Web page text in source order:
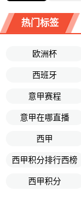
热门标签
欧洲杯
西班牙
意甲赛程
意甲在哪直播
西甲
西甲积分排行西榜
西甲积分